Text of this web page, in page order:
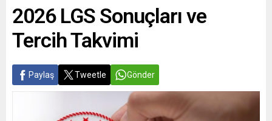
2026 LGS Sonuçları ve
Tercih Takvimi
Paylaş Tweetle Gönder